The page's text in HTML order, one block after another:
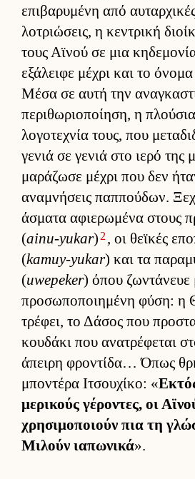
επιβαρυμένη από
λοτριώσεις, η κεντρική
τους Αϊνού σε μια
εξάλειφε μέχρι και το
Μέσα σε αυτή την
περιθωριο­ποί­ηση, η
λογοτεχνία τους, που
γενιά σε γενιά στο ιερό της
μαράζωσε μέχρι που δεν
αναμνήσεις παπ­πού­δων.
άσματα αφιε­ρωμένα στους
(ainu-yukar) 2 , οι θεϊκές
(kamuy-yukar) και τα
(uwepeker) όπου ζωντάνευε
προσωποποι­ημένη φύση: η
τρέφει, το Δάσος που
κου­δάκι που ανατρέφεται
άπειρη φροντίδα… Όπως
μποντέρα Ιτσου­χίκο: «
μερικούς γέροντες, οι
χρησιμοποιούν πια τη
Μιλούν ια­πωνικά».